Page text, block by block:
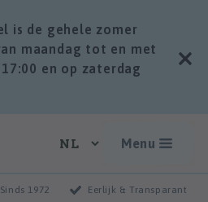
is de gehele zomer
maandag tot en met
en op zaterdag
Menu
Sinds 1972 Eerlijk & Transparant